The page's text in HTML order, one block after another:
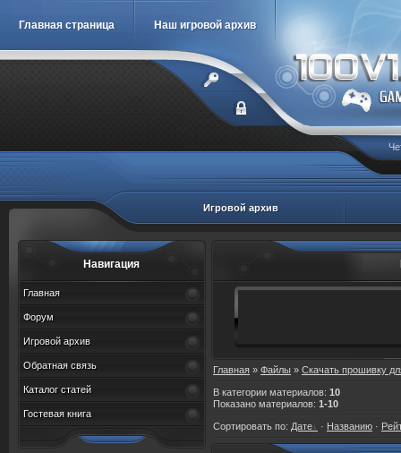
Главная страница Наш игровой архив
Игровой архив
Навигация
Главная
Форум
Игровой архив
Обратная связь
Каталог статей
Гостевая книга
Главная » Файлы » Скачать прошивку
В категории материалов: 10
Показано материалов: 1-10
Сортировать по: Дате · Названию ·